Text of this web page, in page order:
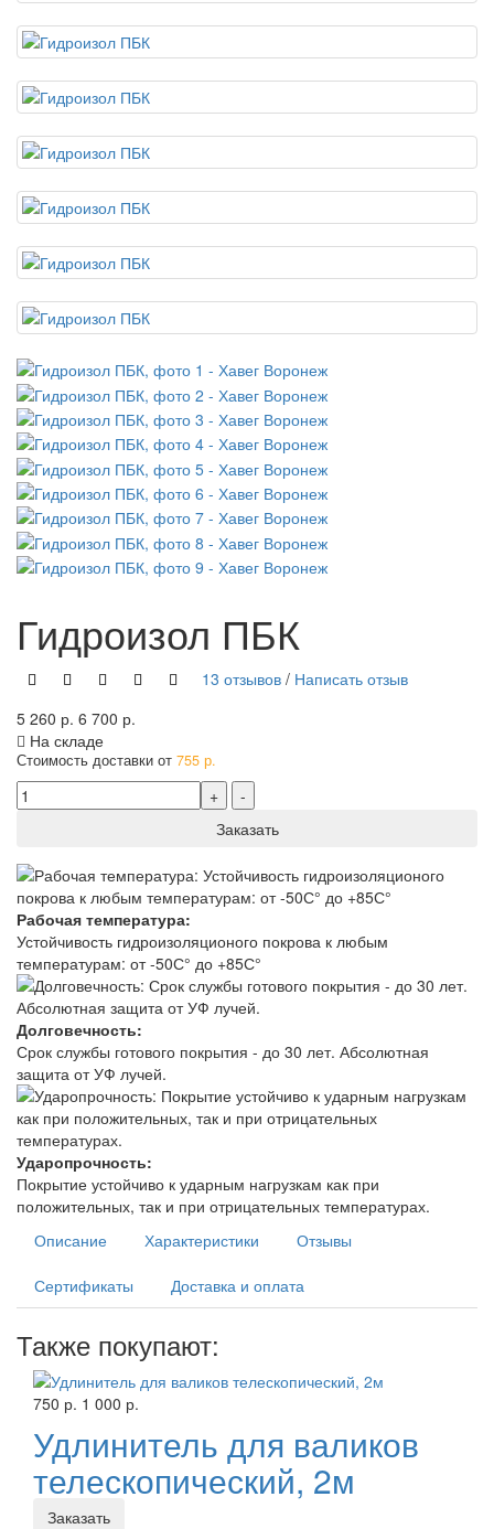
Гидроизол ПБК
13 отзывов / Написать отзыв
5 260 р. 6 700 р.
На складе
Стоимость доставки от 755 р.
Заказать
Рабочая температура:
Устойчивость гидроизоляционого покрова к любым
температурам: от -50С° до +85С°
Долговечность:
Срок службы готового покрытия - до 30 лет. Абсолютная
защита от УФ лучей.
Ударопрочность:
Покрытие устойчиво к ударным нагрузкам как при
положительных, так и при отрицательных температурах.
Описание
Характеристики Отзывы
Сертификаты Доставка и оплата
Также покупают:
750 р. 1 000 р.
Удлинитель для валиков
телескопический, 2м
Заказать